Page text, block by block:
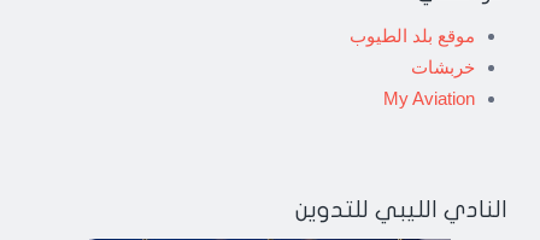
موقع بلد الطيوب
خربشات
My Aviation
النادي الليبي للتدوين